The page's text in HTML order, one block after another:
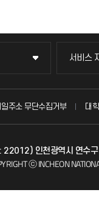
서비스
서비스
묻고 답
자주 묻
일주소 무단수집거부 대
22012) 인천광역시 연수
ⓒ INCHEON